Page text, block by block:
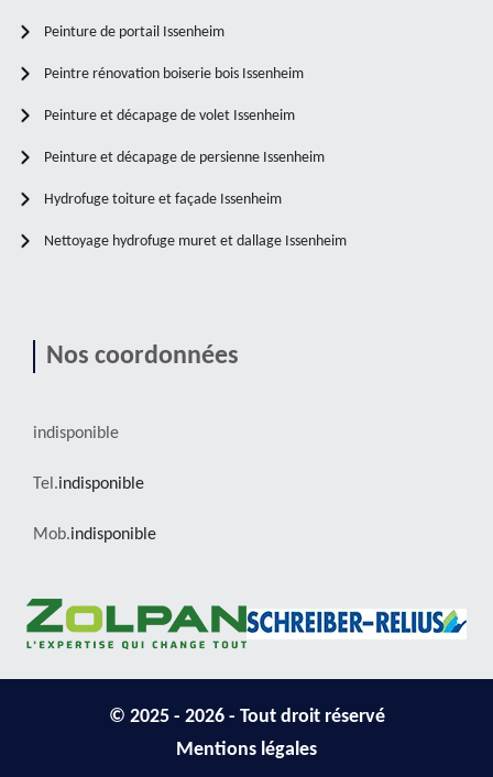
Peinture de portail Issenheim
Peintre rénovation boiserie bois Issenheim
Peinture et décapage de volet Issenheim
Peinture et décapage de persienne Issenheim
Hydrofuge toiture et façade Issenheim
Nettoyage hydrofuge muret et dallage Issenheim
Nos coordonnées
indisponible
Tel.indisponible
Mob.indisponible
© 2025 - 2026 - Tout droit réservé
Mentions légales